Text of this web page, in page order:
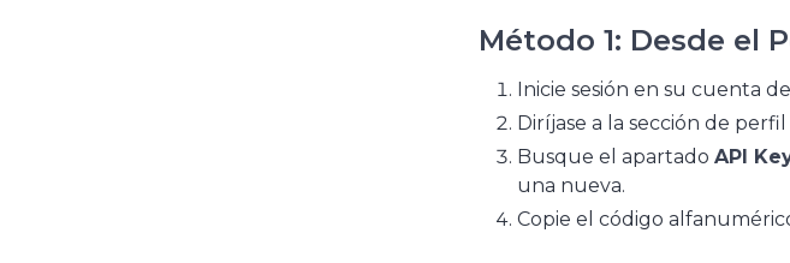
Método 1: Desde el
Inicie sesión en su cuenta
Diríjase a la sección de
Busque el apartado API
una nueva.
Copie el código